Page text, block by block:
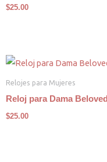
$25.00
Relojes para Mujeres
Reloj para Dama Beloved
$25.00